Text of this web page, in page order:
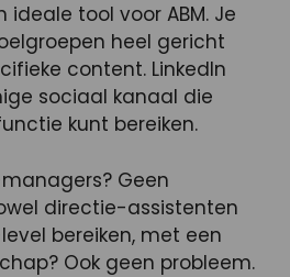
ideale tool voor ABM. Je
heel gericht
content. LinkedIn
sociaal kanaal die
kunt bereiken.
Geen
directie-assistenten
bereiken, met een
Ook geen probleem.